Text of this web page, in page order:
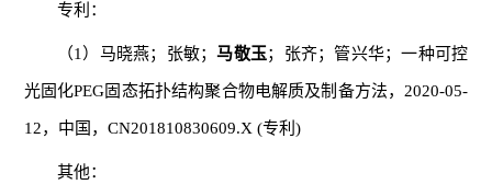
专利：
（1）马晓燕；张敏；马敬玉；张齐；管兴华；一种可控
光固化PEG固态拓扑结构聚合物电解质及制备方法，2020-05-
12，中国， CN201810830609.X (专利 )
其他：